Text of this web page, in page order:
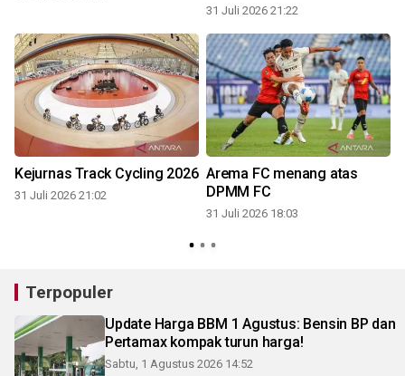
31 Juli 2026 21:22
Kejurnas Track Cycling 2026
31 Juli 2026 21:02
Arema FC menang atas
DPMM FC
31 Juli 2026 18:03
Terpopuler
Update Harga BBM 1 Agustus: Bensin BP dan
Pertamax kompak turun harga!
Sabtu, 1 Agustus 2026 14:52